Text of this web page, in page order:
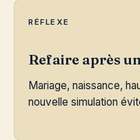
RÉFLEXE
Refaire après
Mariage, naissance,
nouvelle simulation